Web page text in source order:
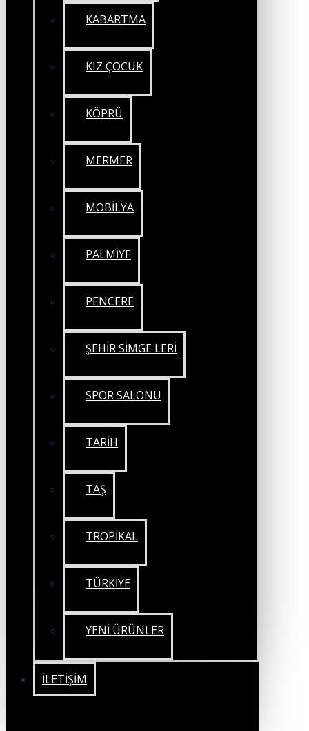
KABARTMA
KIZ ÇOCUK
KÖPRÜ
MERMER
MOBİLYA
PALMİYE
PENCERE
ŞEHİR SİMGE LERİ
SPOR SALONU
TARİH
TAŞ
TROPİKAL
TÜRKİYE
YENİ ÜRÜNLER
İLETIŞIM